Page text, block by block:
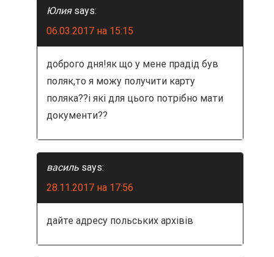
Юлия says:
06.03.2017 на 15:15
доброго дня!як що у мене прадід був
поляк,то я можу получити карту
поляка??і які для цього потрібно мати
документи??
василь says:
28.11.2017 на 17:56
дайте адресу польських архівів